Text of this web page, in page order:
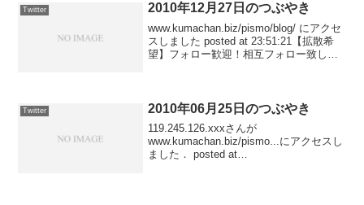
Twitter 2010年12月27日のつぶやき
www.kumachan.biz/pismo/blog/ にアクセ
スしました posted at 23:51:21【拡散希
望】フォロー歓迎！相互フォロー致しま
Twitter 2010年06月25日のつぶやき
119.245.126.xxxさんが
www.kumachan.biz/pismo...にアクセスし
ました． posted at